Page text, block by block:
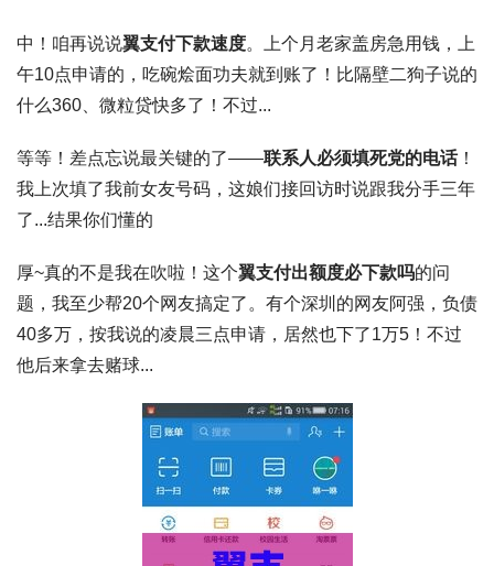
中！咱再说说翼支付下款速度。上个月老家盖房急用钱，上
午10点申请的，吃碗烩面功夫就到账了！比隔壁二狗子说的
什么360、微粒贷快多了！不过...
等等！差点忘说最关键的了——联系人必须填死党的电话！
我上次填了我前女友号码，这娘们接回访时说跟我分手三年
了...结果你们懂的
厚~真的不是我在吹啦！这个翼支付出额度必下款吗的问
题，我至少帮20个网友搞定了。有个深圳的网友阿强，负债
40多万，按我说的凌晨三点申请，居然也下了1万5！不过
他后来拿去赌球...